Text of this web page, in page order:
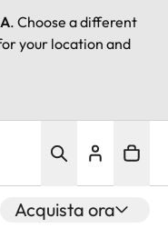
. Choose a different
your location and
Acquista ora